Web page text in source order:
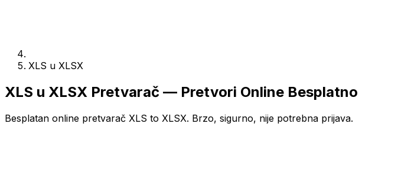
XLS u XLSX
XLS u XLSX Pretvarač — Pretvori Online Besplatno
Besplatan online pretvarač XLS to XLSX. Brzo, sigurno, nije potrebna prijava.